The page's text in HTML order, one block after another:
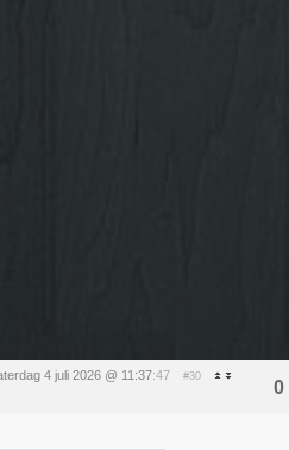
4 juli 2026 @ 11:37:47 #30